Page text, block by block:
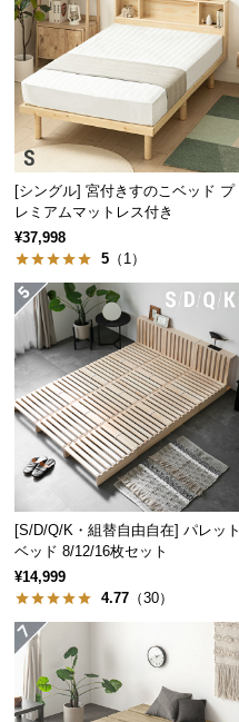
に
つ
い
て
開
梱
設
置
サ
ビ
ス
に
つ
い
て
搬
経
路
に
つ
い
て
返
[シングル] 宮付きすのこベッド プ
レミアムマットレス付き
¥37,998
5 （1）
[S/D/Q/K・組替自由自在] パレット
ベッド 8/12/16枚セット
¥14,999
4.77 （30）